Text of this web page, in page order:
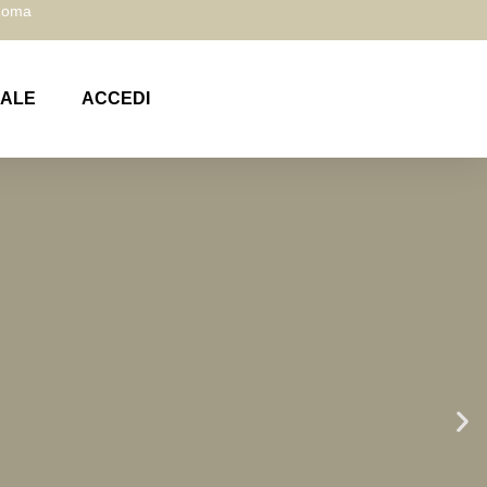
ACCEDI